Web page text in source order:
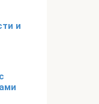
и